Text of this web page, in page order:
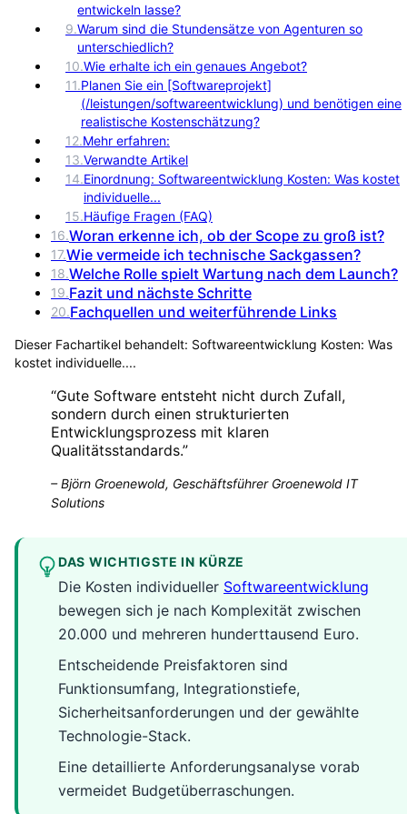
entwickeln lasse?
9.Warum sind die Stundensätze von Agenturen so
unterschiedlich?
10.Wie erhalte ich ein genaues Angebot?
11.Planen Sie ein [Softwareprojekt]
(/leistungen/softwareentwicklung) und benötigen eine
realistische Kostenschätzung?
12.Mehr erfahren:
13.Verwandte Artikel
14.Einordnung: Softwareentwicklung Kosten: Was kostet
individuelle...
15.Häufige Fragen (FAQ)
16.Woran erkenne ich, ob der Scope zu groß ist?
17.Wie vermeide ich technische Sackgassen?
18.Welche Rolle spielt Wartung nach dem Launch?
19.Fazit und nächste Schritte
20.Fachquellen und weiterführende Links
Dieser Fachartikel behandelt: Softwareentwicklung Kosten: Was
kostet individuelle....
“Gute Software entsteht nicht durch Zufall,
sondern durch einen strukturierten
Entwicklungsprozess mit klaren
Qualitätsstandards.”
–Björn Groenewold, Geschäftsführer Groenewold IT
Solutions
DAS WICHTIGSTE IN KÜRZE
Die Kosten individueller Softwareentwicklung
bewegen sich je nach Komplexität zwischen
20.000 und mehreren hunderttausend Euro.
Entscheidende Preisfaktoren sind
Funktionsumfang, Integrationstiefe,
Sicherheitsanforderungen und der gewählte
Technologie-Stack.
Eine detaillierte Anforderungsanalyse vorab
vermeidet Budgetüberraschungen.